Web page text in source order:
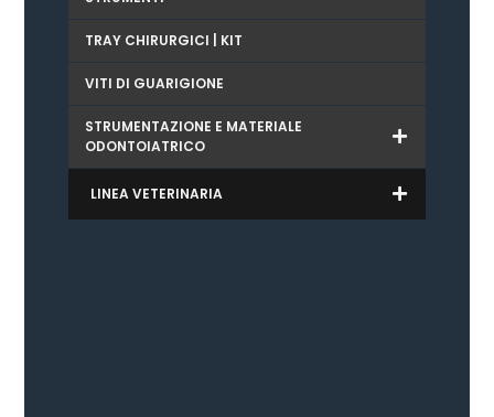
TRAY CHIRURGICI | KIT
VITI DI GUARIGIONE
STRUMENTAZIONE E MATERIALE
ODONTOIATRICO
LINEA VETERINARIA